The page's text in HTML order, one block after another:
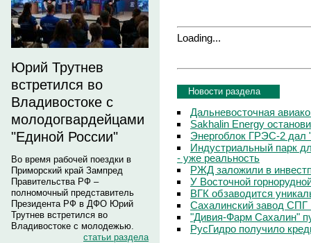
Юрий Трутнев
встретился во
Владивостоке с
молодогвардейцами
"Единой России"
Во время рабочей поездки в
Приморский край Зампред
Правительства РФ –
полномочный представитель
Президента РФ в ДФО Юрий
Трутнев встретился во
Владивостоке с молодежью.
статьи раздела
Loading...
Новости раздела
Дальневосточная
Sakhalin Energy
Энергоблок ГРЭС-2 дал
Индустриальный парк
- уже реальность
РЖД заложили в
У Восточной
ВГК обзаводится
Сахалинский завод СПГ
"Дивия-Фарм Сахалин"
РусГидро получило